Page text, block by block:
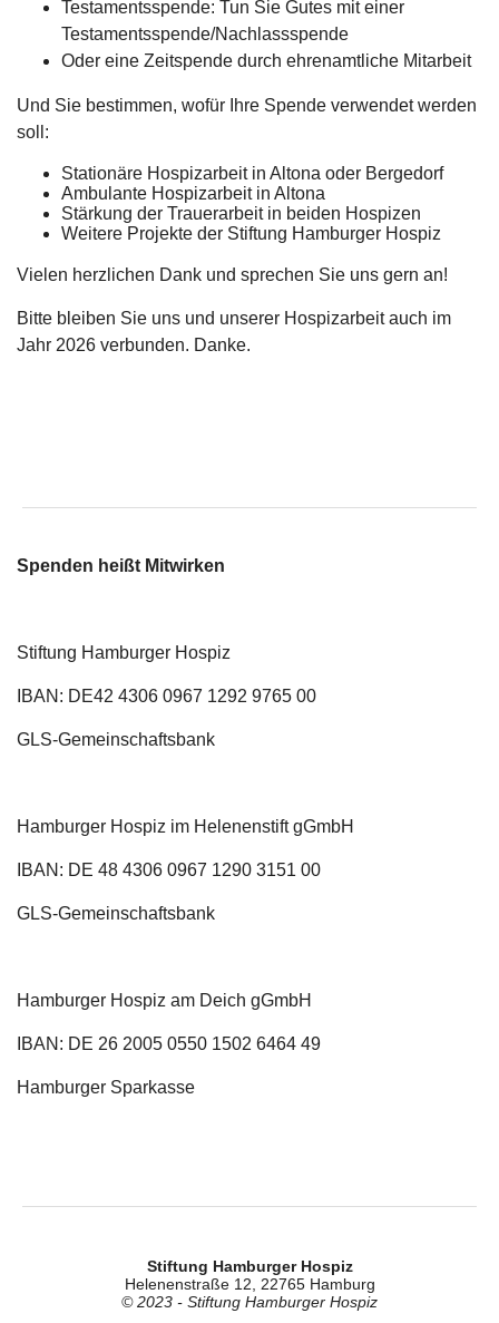
Testamentsspende: Tun Sie Gutes mit einer
Testamentsspende/Nachlassspende
Oder eine Zeitspende durch ehrenamtliche Mitarbeit
Und Sie bestimmen, wofür Ihre Spende verwendet werden
soll:
Stationäre Hospizarbeit in Altona oder Bergedorf
Ambulante Hospizarbeit in Altona
Stärkung der Trauerarbeit in beiden Hospizen
Weitere Projekte der Stiftung Hamburger Hospiz
Vielen herzlichen Dank und sprechen Sie uns gern an!
Bitte bleiben Sie uns und unserer Hospizarbeit auch im
Jahr 2026 verbunden. Danke.
Spenden heißt Mitwirken
Stiftung Hamburger Hospiz
IBAN: DE42 4306 0967 1292 9765 00
GLS-Gemeinschaftsbank
Hamburger Hospiz im Helenenstift gGmbH
IBAN: DE 48 4306 0967 1290 3151 00
GLS-Gemeinschaftsbank
Hamburger Hospiz am Deich gGmbH
IBAN: DE 26 2005 0550 1502 6464 49
Hamburger Sparkasse
Stiftung Hamburger Hospiz
Helenenstraße 12, 22765 Hamburg
© 2023 - Stiftung Hamburger Hospiz